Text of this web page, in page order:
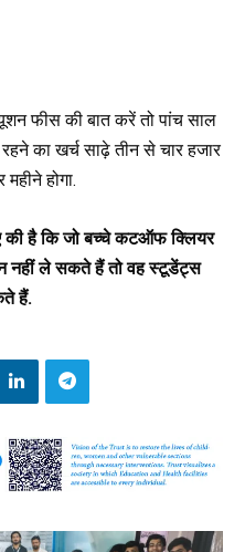
फीस की बात करें तो पांच साल
का खर्च साढ़े तीन से चार हजार
होगा.
है कि जो बच्चे कटऑफ क्लियर
नहीं ले सकते हैं तो वह स्टूडेंट्स
हैं.